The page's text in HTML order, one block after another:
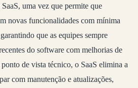
uma vez que permite que
novas funcionalidades com mínima
que as equipes sempre
do software com melhorias de
de vista técnico, o SaaS elimina a
com manutenção e atualizações,